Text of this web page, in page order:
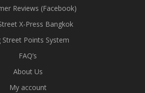
Reviews (Facebook)
X-Press Bangkok
Street Points System
FAQ’s
About Us
My account